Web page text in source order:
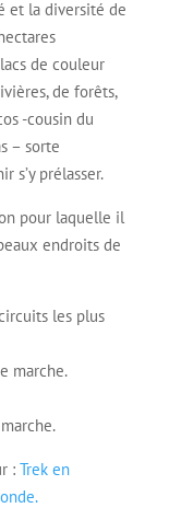
et la diversité de
de couleur
de forêts,
-cousin du
– sorte
s’y prélasser.
pour laquelle il
endroits de
les plus
marche.
: Trek en